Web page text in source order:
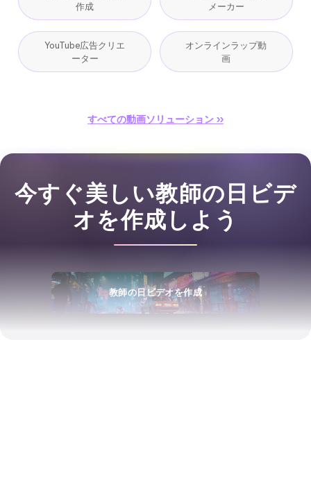
作成
メーカー
YouTube広告クリエ
ーター
オンラインラップ動
画
すべての動画ソリューション ››
今すぐ美しい教師の日ビデ
オを作成しよう
教師の日ビデオを作成